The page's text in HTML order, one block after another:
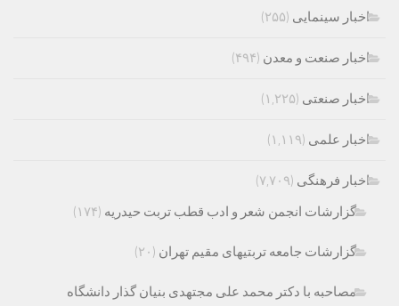
اخبار سینمایی (۲۵۵)
اخبار صنعت و معدن (۴۹۴)
اخبار صنعتی (۱,۲۲۵)
اخبار علمی (۱,۱۱۹)
اخبار فرهنگی (۷,۷۰۹)
گزارشات انجمن شعر و ادب قطب تربت حیدریه (۱۷۴)
گزارشات جامعه تربتیهای مقیم تهران (۲۰)
مصاحبه با دکتر محمد علی مجتهدی بنیان گذار دانشگاه